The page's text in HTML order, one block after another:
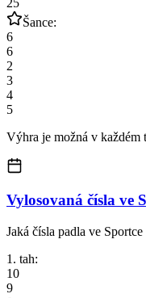
Šance:
6
6
2
3
4
5
Výhra je možná v každém
Vylosovaná čísla ve
Jaká čísla padla ve
1. tah:
10
9